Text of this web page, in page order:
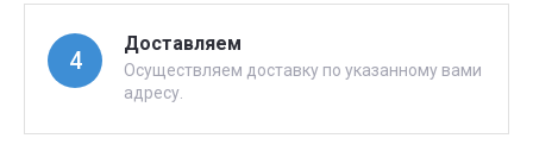
4
Доставляем
Осуществляем доставку по указанному вами
адресу.